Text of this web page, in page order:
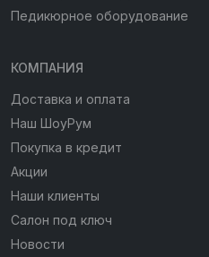
Педикюрное оборудование
КОМПАНИЯ
Доставка и оплата
Наш ШоуРум
Покупка в кредит
Акции
Наши клиенты
Салон под ключ
Новости